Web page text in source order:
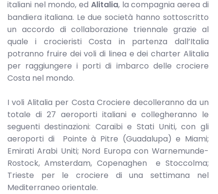
italiani nel mondo, ed Alitalia, la compagnia aerea di
bandiera italiana. Le due società hanno sottoscritto
un accordo di collaborazione triennale grazie al
quale i crocieristi Costa in partenza dall’Italia
potranno fruire dei voli di linea e dei charter Alitalia
per raggiungere i porti di imbarco delle crociere
Costa nel mondo.
I voli Alitalia per Costa Crociere decolleranno da un
totale di 27 aeroporti italiani e collegheranno le
seguenti destinazioni: Caraibi e Stati Uniti, con gli
aeroporti di Pointe à Pitre (Guadalupa) e Miami;
Emirati Arabi Uniti; Nord Europa con Warnemunde-
Rostock, Amsterdam, Copenaghen e Stoccolma;
Trieste per le crociere di una settimana nel
Mediterraneo orientale.